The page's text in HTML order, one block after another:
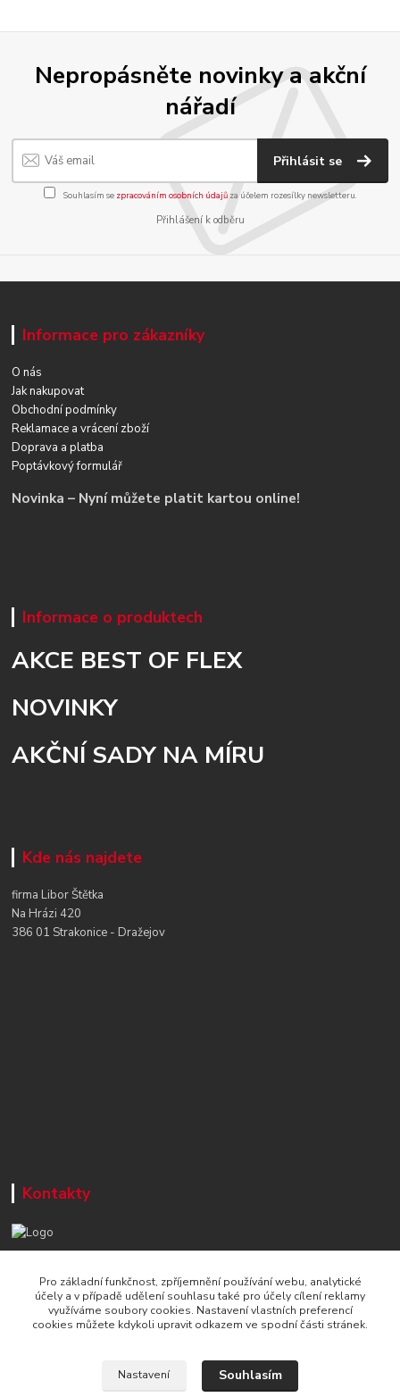
Nepropásněte novinky a akční
nářadí
Přihlásit se
Souhlasím se zpracováním osobních údajůza účelem rozesílky newsletteru.
Přihlášení k odběru
Informace pro zákazníky
O nás
Jak nakupovat
Obchodní podmínky
Reklamace a vrácení zboží
Doprava a platba
Poptávkový formulář
Novinka – Nyní můžete platit kartou online!
Informace o produktech
AKCE BEST OF FLEX
NOVINKY
AKČNÍ SADY NA MÍRU
Kde nás najdete
firma Libor Štětka
Na Hrázi 420
386 01 Strakonice - Dražejov
Kontakty
Po-Čt, 8-16 hod./ Pá 8-13 hod.
info@naradi-stetka.cz
Pro základní funkčnost, zpříjemnění používání webu, analytické
účely a v případě udělení souhlasu také pro účely cílení reklamy
využíváme soubory cookies. Nastavení vlastních preferencí
cookies můžete kdykoli upravit odkazem ve spodní části stránek.
Nastavení Souhlasím